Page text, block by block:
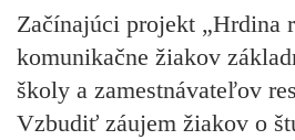
Začínajúci projekt „Hrdina
komunikačne žiakov
školy a zamestnávateľov
Vzbudiť záujem žiakov o